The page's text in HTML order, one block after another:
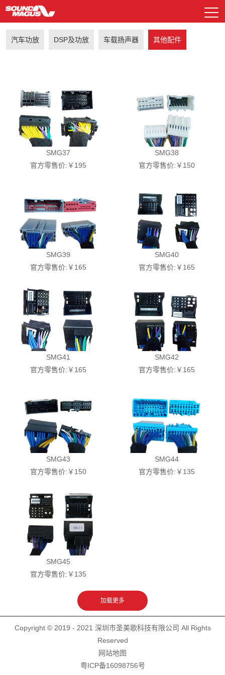
汽车功放 DSP及功放 车载扬声器 其他配件
SMG37
官方零售价:￥195
SMG38
官方零售价:￥150
SMG39
官方零售价:￥165
SMG40
官方零售价:￥165
SMG41
官方零售价:￥165
SMG42
官方零售价:￥165
SMG43
官方零售价:￥150
SMG44
官方零售价:￥135
SMG45
官方零售价:￥135
Copyright © 2019 - 2021 深圳市圣美歌科技有限公司 All Rights
Reserved
网站地图
粤ICP备16098756号
汽车功放
车载扬声器
其他配件
历史产品
酷车酷图
EP系列 GP系列
AP功放系列
新E系列 HD系列
C系列 PK系列
M/K系列 K系列
喇叭系列 低音炮系列
电源管理器 解码盒
蓝牙模块 滤波电容器
高转低系列 线控器系列
汽车功放 DSP及功放
样车展示 广告图片
公司简介 历程与荣誉